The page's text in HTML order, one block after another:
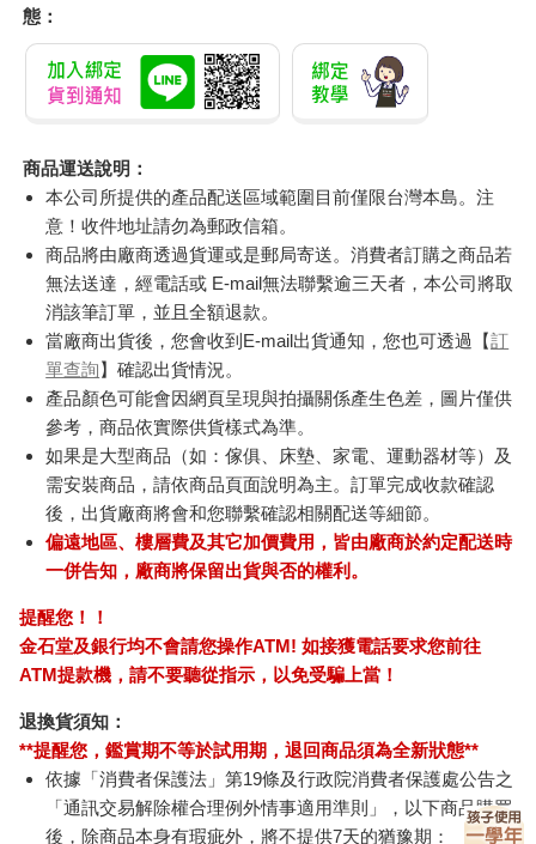
態：
商品運送說明：
本公司所提供的產品配送區域範圍目前僅限台灣本島。注
意！收件地址請勿為郵政信箱。
商品將由廠商透過貨運或是郵局寄送。消費者訂購之商品若
無法送達，經電話或 E-mail無法聯繫逾三天者，本公司將取
消該筆訂單，並且全額退款。
當廠商出貨後，您會收到E-mail出貨通知，您也可透過【訂
單查詢】確認出貨情況。
產品顏色可能會因網頁呈現與拍攝關係產生色差，圖片僅供
參考，商品依實際供貨樣式為準。
如果是大型商品（如：傢俱、床墊、家電、運動器材等）及
需安裝商品，請依商品頁面說明為主。訂單完成收款確認
後，出貨廠商將會和您聯繫確認相關配送等細節。
偏遠地區、樓層費及其它加價費用，皆由廠商於約定配送時
一併告知，廠商將保留出貨與否的權利。
提醒您！！
金石堂及銀行均不會請您操作ATM! 如接獲電話要求您前往
ATM提款機，請不要聽從指示，以免受騙上當！
退換貨須知：
**提醒您，鑑賞期不等於試用期，退回商品須為全新狀態**
依據「消費者保護法」第19條及行政院消費者保護處公告之
「通訊交易解除權合理例外情事適用準則」，以下商品購買
後，除商品本身有瑕疵外，將不提供7天的猶豫期：